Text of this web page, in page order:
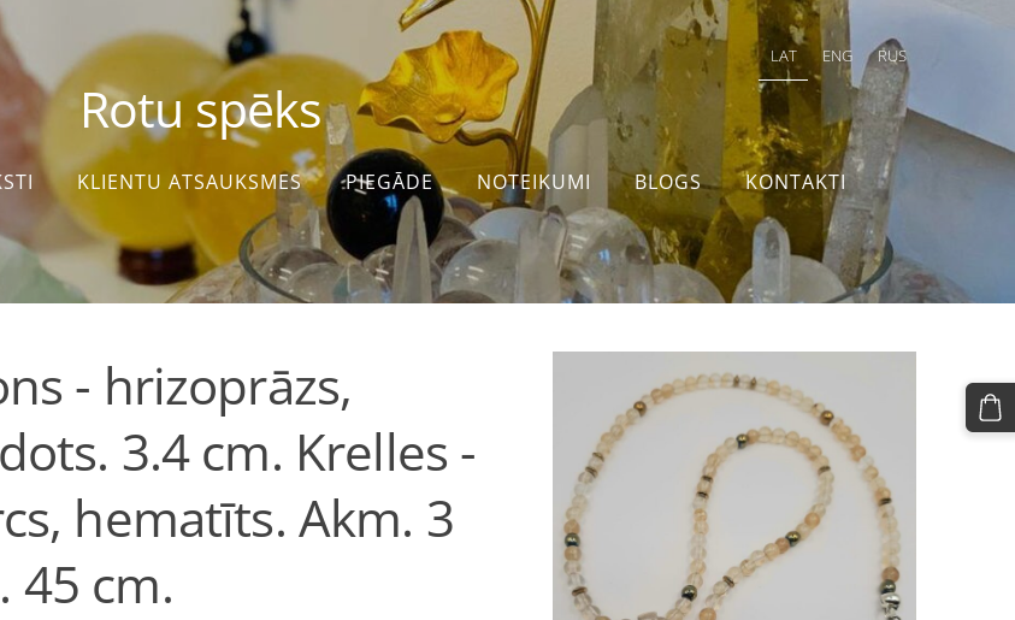
LAT ENG RUS
Rotu spēks
KLIENTU ATSAUKSMES PIEGĀDE NOTEIKUMI BLOGS KONTAKTI
- hrizoprāzs,
3.4 cm. Krelles -
hematīts. Akm. 3
45 cm.